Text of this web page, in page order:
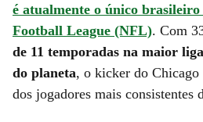
é atualmente o único
Football League (NFL). Com
de 11 temporadas na maior
do planeta, o kicker do Chicago
dos jogadores mais consistentes